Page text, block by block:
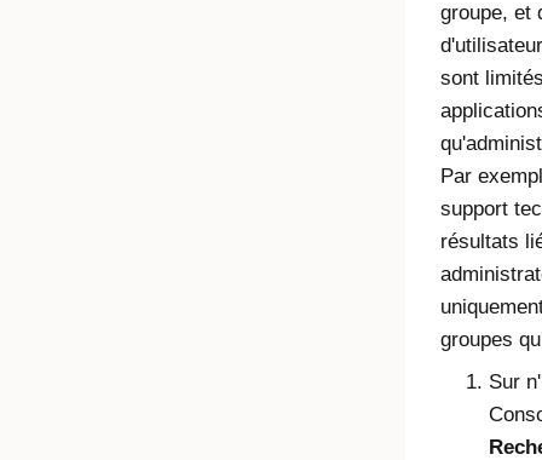
groupe, et
sont
Par
support
résultats
groupes
Sur